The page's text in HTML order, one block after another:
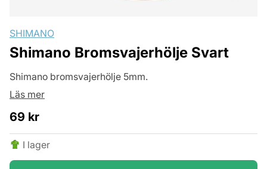
SHIMANO
Shimano Bromsvajerhölje Svart
Shimano bromsvajerhölje 5mm.
Läs mer
69 kr
I lager